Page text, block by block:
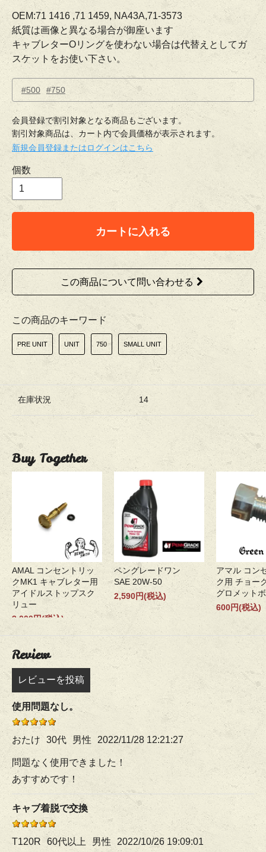
OEM:71 1416 ,71 1459, NA43A,71-3573
紙質は画像と異なる場合が御座います
キャブレターOリングを使わない場合は代替えとしてガ
スケットをお使い下さい。
#500 #750
会員登録で割引対象となる商品もございます。
割引対象商品は、カート内で会員価格が表示されます。
新規会員登録またはログインはこちら
個数
カートに入れる
この商品について問い合わせる
この商品のキーワード
PRE UNIT UNIT 750 SMALL UNIT
在庫状況 14
Buy Together
AMAL コンセントリッ
クMK1 キャブレター用
アイドルストップスク
リュー
3,000円(税込)
ペングレードワン
SAE 20W-50
2,590円(税込)
アマル コン
ク用 チョー
グロメット
600円(税込)
Review
レビューを投稿
使用問題なし。
おたけ 30代 男性 2022/11/28 12:21:27
問題なく使用できました！
あすすめです！
キャブ着脱で交換
T120R 60代以上 男性 2022/10/26 19:09:01